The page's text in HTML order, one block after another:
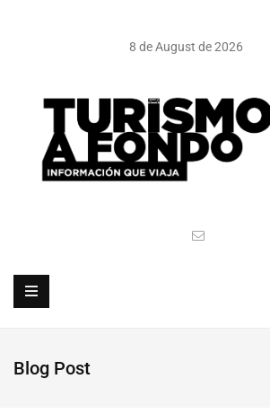
8 de August de 2026
Blog Post